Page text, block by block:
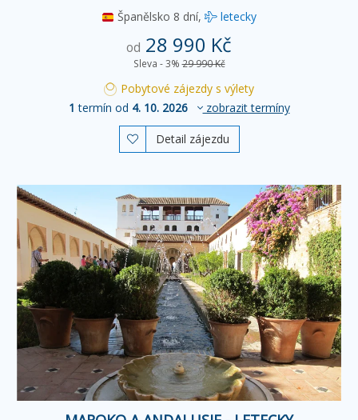
Španělsko 8 dní, letecky
od 28 990 Kč
Sleva - 3% 29 990 Kč
Pobytové zájezdy s výlety
1 termín od 4. 10. 2026 zobrazit termíny
 Detail zájezdu